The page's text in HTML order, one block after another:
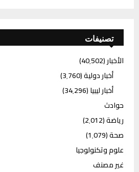
تصنيفات
الأخبار(40٬502)
أخبار دولية(3٬760)
أخبار ليبيا(34٬296)
حوادث
رياضة(2٬012)
صحة(1٬079)
علوم وتكنولوجيا
غير مصنف